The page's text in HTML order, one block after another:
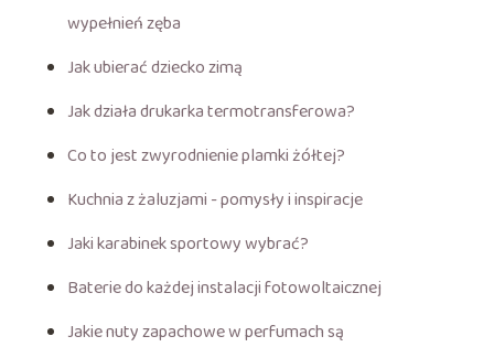
wypełnień zęba
Jak ubierać dziecko zimą
Jak działa drukarka termotransferowa?
Co to jest zwyrodnienie plamki żółtej?
Kuchnia z żaluzjami - pomysły i inspiracje
Jaki karabinek sportowy wybrać?
Baterie do każdej instalacji fotowoltaicznej
Jakie nuty zapachowe w perfumach są